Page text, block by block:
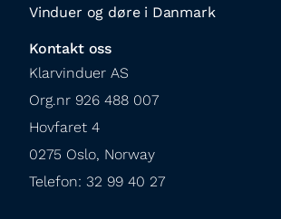
Vinduer og døre i Danmark
Kontakt oss
Klarvinduer AS
Org.nr 926 488 007
Hovfaret 4
0275 Oslo, Norway
Telefon: 32 99 40 27